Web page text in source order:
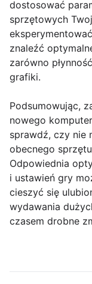
dostosować
sprzętowych
znaleźć
zarówno
grafiki.
Podsumowując,
nowego
sprawdź, czy nie
obecnego
Odpowiednia
i ustawień gry
cieszyć się
wydawania
czasem drobne